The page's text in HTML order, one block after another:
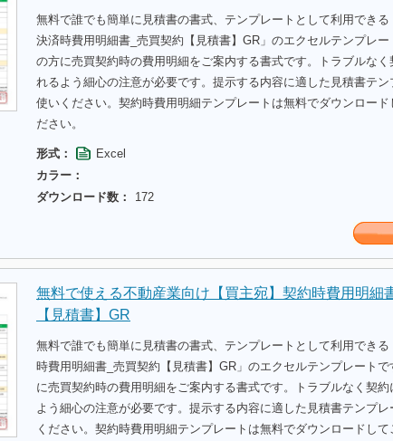
無料で誰でも簡単に見積書の書式、テンプレートとして利用できる
決済時費用明細書_売買契約【見積書】GR」のエクセルテンプレー
の方に売買契約時の費用明細をご案内する書式です。トラブルなく
れるよう細心の注意が必要です。提示する内容に適した見積書テン
使いください。契約時費用明細テンプレートは無料でダウンロード
ださい。
形式：
Excel
カラー：
ダウンロード数：
172
無料で使える不動産業向け【買主宛】契約時費用明細
【見積書】GR
無料で誰でも簡単に見積書の書式、テンプレートとして利用できる
時費用明細書_売買契約【見積書】GR」のエクセルテンプレート
に売買契約時の費用明細をご案内する書式です。トラブルなく契約
よう細心の注意が必要です。提示する内容に適した見積書テンプ
ください。契約時費用明細テンプレートは無料でダウンロードして